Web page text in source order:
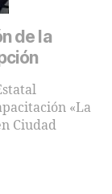
de la
«La
Ciudad